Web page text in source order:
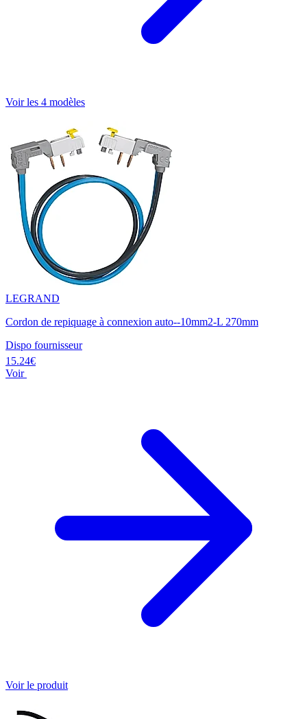
Voir les 4 modèles
LEGRAND
Cordon de repiquage à connexion auto--10mm2-L 270mm
Dispo fournisseur
15.24€
Voir
Voir le produit